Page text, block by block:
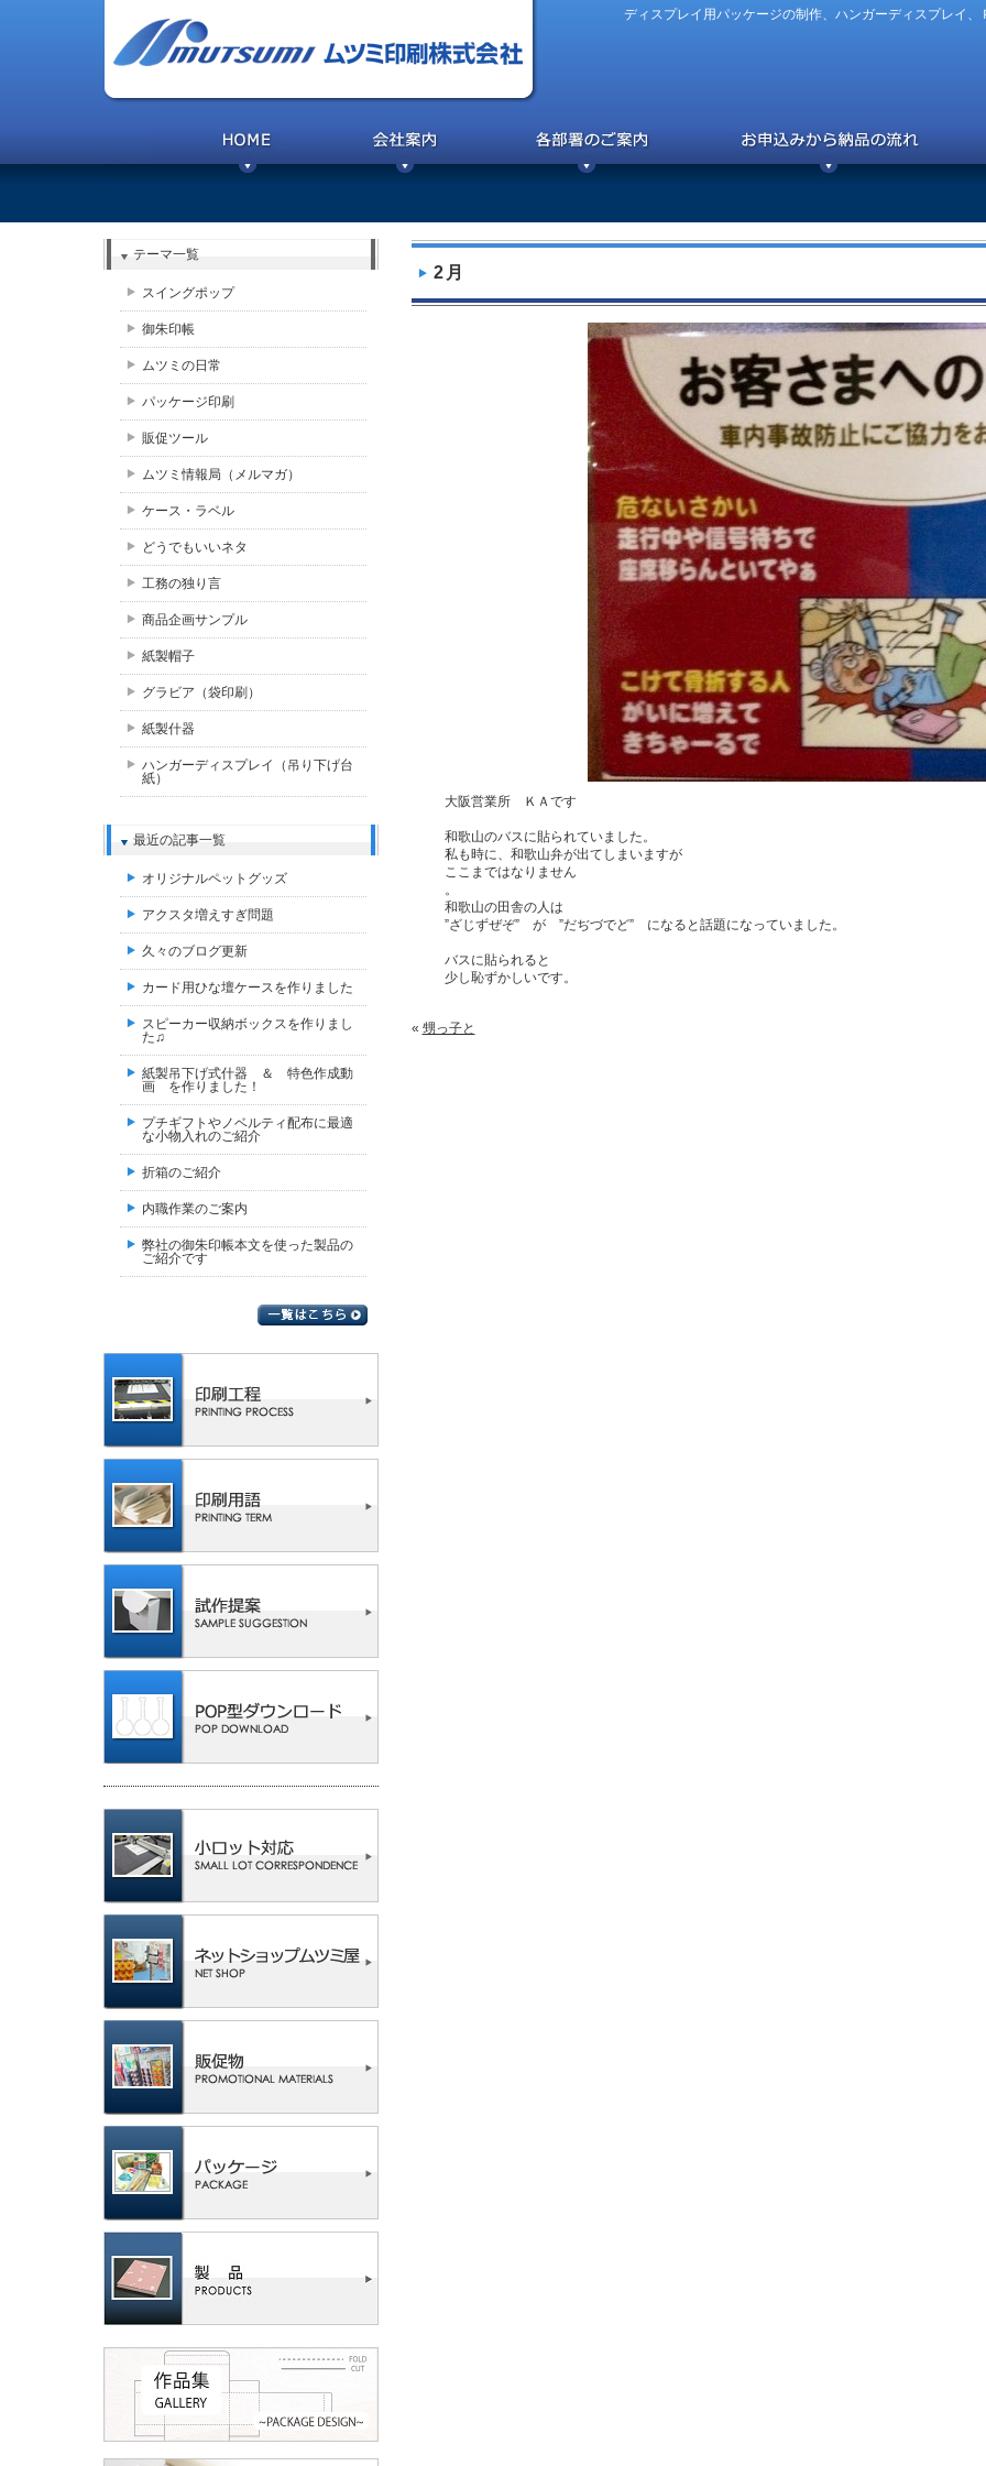
ディスプレイ用パッケージの制作、ハンガーディスプレイ
2月
大阪営業所 ＫＡです
和歌山のバスに貼られていました。
私も時に、和歌山弁が出てしまいますが
ここまではなりません
。
和歌山の田舎の人は
”ざじずぜぞ” が ”だぢづでど” になると話題になっていました。
バスに貼られると
少し恥ずかしいです。
« 甥っ子と
テーマ一覧
スイングポップ
御朱印帳
ムツミの日常
パッケージ印刷
販促ツール
ムツミ情報局（メルマガ）
ケース・ラベル
どうでもいいネタ
工務の独り言
商品企画サンプル
紙製帽子
グラビア（袋印刷）
紙製什器
ハンガーディスプレイ（吊り下げ台
紙）
最近の記事一覧
オリジナルペットグッズ
アクスタ増えすぎ問題
久々のブログ更新
カード用ひな壇ケースを作りました
スピーカー収納ボックスを作りまし
た♫
紙製吊下げ式什器 ＆ 特色作成動
画 を作りました！
プチギフトやノベルティ配布に最適
な小物入れのご紹介
折箱のご紹介
内職作業のご案内
弊社の御朱印帳本文を使った製品の
ご紹介です